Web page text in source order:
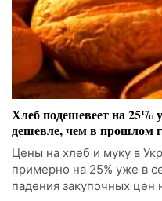
Хлеб подешевеет на 25%
дешевле, чем в прошлом
Цены на хлеб и муку в
примерно на 25% уже в
падения закупочных цен